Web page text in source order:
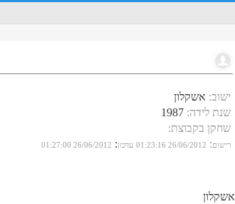
ישוב: אשקלון
שנת לידה:
1987
שחקן בקבוצת:
רישום:
26/06/2012 01:23:16 עדכון:
26/06/2012 01:27:00
אשקלון